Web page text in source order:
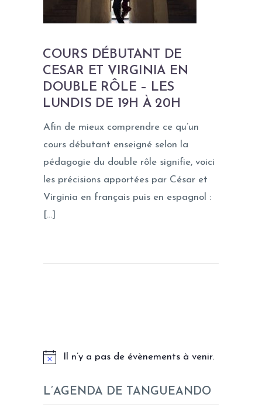
COURS DÉBUTANT DE
CESAR ET VIRGINIA EN
DOUBLE RÔLE – LES
LUNDIS DE 19H À 20H
Afin de mieux comprendre ce qu’un
cours débutant enseigné selon la
pédagogie du double rôle signifie, voici
les précisions apportées par César et
Virginia en français puis en espagnol :
[…]
Il n’y a pas de évènements à venir.
L’AGENDA DE TANGUEANDO